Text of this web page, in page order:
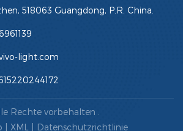
zur PCI-
TragbarHochauflösende
BildgebungAutomatische
518063 Guangdong, P.R. China.
light.com
Rechte vorbehalten .
XML Datenschutzrichtlinie